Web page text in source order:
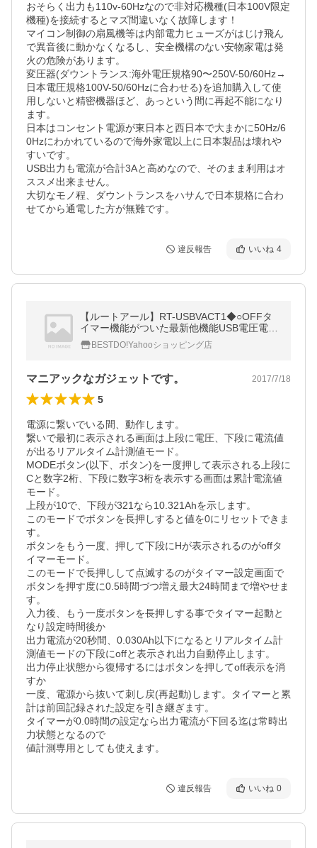
おそらく出力も110v-60Hzなので非対応機種(日本100V限定
機種)を接続するとマズ間違いなく故障します！
マイコン制御の扇風機等は内部電力ヒューズがはじけ飛ん
で異音後に動かなくなるし、安全機構のない安物家電は発
火の危険があります。
変圧器(ダウントランス:海外電圧規格90〜250V-50/60Hz→
日本電圧規格100V-50/60Hzに合わせる)を追加購入して使
用しないと精密機器ほど、あっという間に再起不能になり
ます。
日本はコンセント電源が東日本と西日本で大まかに50Hz/6
0Hzにわかれているので海外家電以上に日本製品は壊れや
すいです。
USB出力も電流が合計3Aと高めなので、そのまま利用はオ
ススメ出来ません。
大切なモノ程、ダウントランスをハサんで日本規格に合わ
せてから通電した方が無難です。
違反報告 いいね 4
【ルートアール】RT-USBVACT1◆○OFFタ
イマー機能がついた最新他機能USB電圧電流
チェッカー
BESTDO!Yahooショッピング店
マニアックなガジェットです。 2017/7/18
5
電源に繋いでいる間、動作します。
繋いで最初に表示される画面は上段に電圧、下段に電流値
が出るリアルタイム計測値モード。
MODEボタン(以下、ボタン)を一度押して表示される上段に
Cと数字2桁、下段に数字3桁を表示する画面は累計電流値
モード。
上段が10で、下段が321なら10.321Ahを示します。
このモードでボタンを長押しすると値を0にリセットできま
す。
ボタンをもう一度、押して下段にHが表示されるのがoffタ
イマーモード。
このモードで長押しして点滅するのがタイマー設定画面で
ボタンを押す度に0.5時間づつ増え最大24時間まで増やせま
す。
入力後、もう一度ボタンを長押しする事でタイマー起動と
なり設定時間後か
出力電流が20秒間、0.030Ah以下になるとリアルタイム計
測値モードの下段にoffと表示され出力自動停止します。
出力停止状態から復帰するにはボタンを押してoff表示を消
すか
一度、電源から抜いて刺し戻(再起動)します。タイマーと累
計は前回記録された設定を引き継ぎます。
タイマーが0.0時間の設定なら出力電流が下回る迄は常時出
力状態となるので
値計測専用としても使えます。
違反報告 いいね 0